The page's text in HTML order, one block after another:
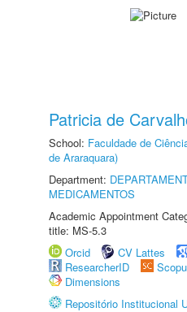
Patricia de
School: Faculdade de
de Araraquara)
Department:
MEDICAMENTOS
Academic Appointment
title: MS-5.3
Orcid
CV Lattes
ResearcherID
Dimensions
Repositório Institucional